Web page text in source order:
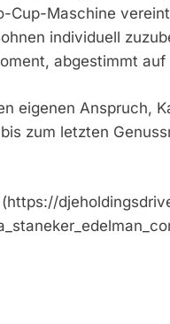
Cup-Maschine
individuell
abgestimmt
eigenen Anspruch,
zum letzten